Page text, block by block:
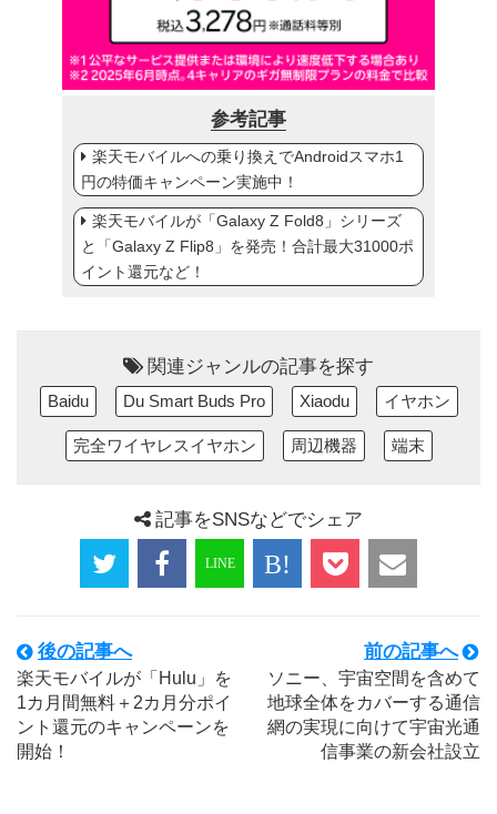
参考記事
楽天モバイルへの乗り換えでAndroidスマホ1
円の特価キャンペーン実施中！
楽天モバイルが「Galaxy Z Fold8」シリーズ
と「Galaxy Z Flip8」を発売！合計最大31000ポ
イント還元など！
関連ジャンルの記事を探す
Baidu Du Smart Buds Pro Xiaodu イヤホン
完全ワイヤレスイヤホン 周辺機器 端末
記事をSNSなどでシェア
後の記事へ
楽天モバイルが「Hulu」を
1カ月間無料＋2カ月分ポイ
ント還元のキャンペーンを
開始！
前の記事へ
ソニー、宇宙空間を含めて
地球全体をカバーする通信
網の実現に向けて宇宙光通
信事業の新会社設立